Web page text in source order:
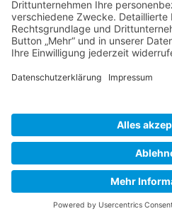
Matthias Bohmann
Siebeneichen 13
92237 Sulzbach-Rosenberg
E-Mail:
Copyright ©
Sulzbach-
Kontakt|Impressum|
Cookie-